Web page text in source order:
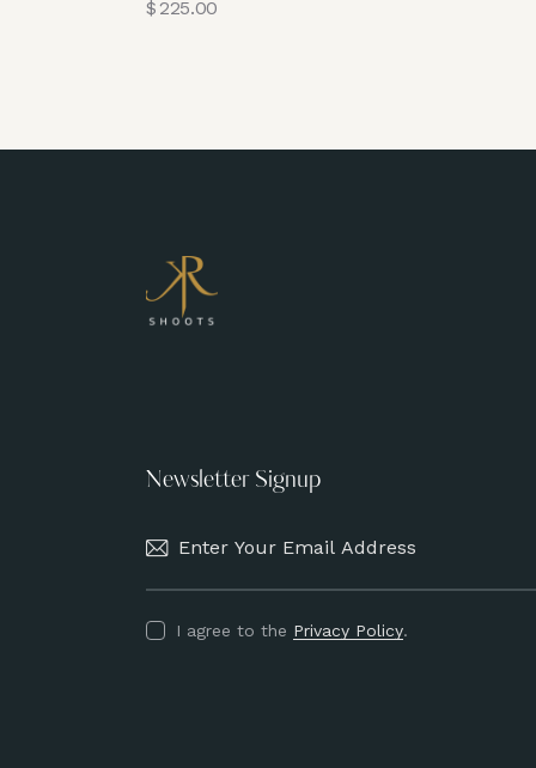
$225.00
Newsletter Signup
I agree to the Privacy Policy.